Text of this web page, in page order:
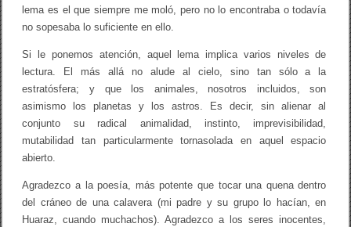
lema es el que siempre me moló, pero no lo encontraba o todavía
no sopesaba lo suficiente en ello.
Si le ponemos atención, aquel lema implica varios niveles de
lectura. El más allá no alude al cielo, sino tan sólo a la
estratósfera; y que los animales, nosotros incluidos, son
asimismo los planetas y los astros. Es decir, sin alienar al
conjunto su radical animalidad, instinto, imprevisibilidad,
mutabilidad tan particularmente tornasolada en aquel espacio
abierto.
Agradezco a la poesía, más potente que tocar una quena dentro
del cráneo de una calavera (mi padre y su grupo lo hacían, en
Huaraz, cuando muchachos). Agradezco a los seres inocentes,